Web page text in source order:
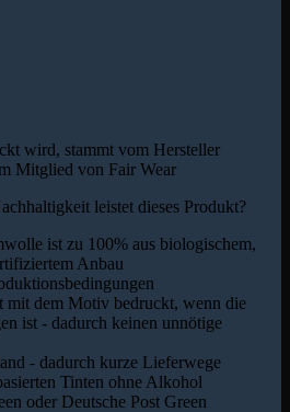
wird, stammt vom Hersteller
Mitglied von Fair Wear
leistet dieses Produkt?
ist zu 100% aus biologischem,
Anbau
mit dem Motiv bedruckt, wenn die
ist - dadurch keinen unnötige
- dadurch kurze Lieferwege
Tinten ohne Alkohol
oder Deutsche Post Green